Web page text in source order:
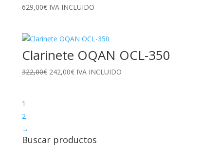
629,00€ IVA INCLUIDO
Clarinete OQAN OCL-350
322,00€ El
242,00€ElIVA INCLUIDO
1
2
→
Buscar productos